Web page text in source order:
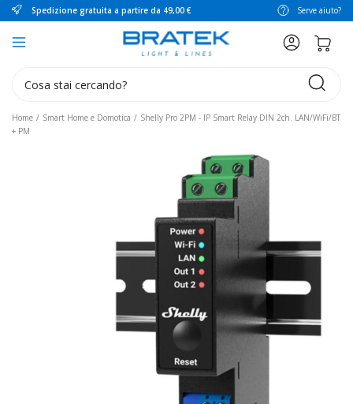
Spedizione gratuita a partire da 49,00 € Serve aiuto?
search
Home Smart Home e Domotica
Shelly Pro 2PM - IP Smart Relay DIN 2ch. LAN/WiFi/BT
+ PM